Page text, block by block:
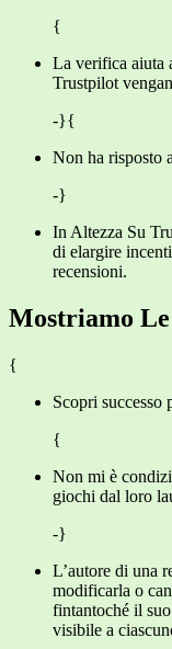
{
La verifica aiuta
Trustpilot
-}{
Non ha risposto
-}
In Altezza Su
di elargire
recensioni.
Mostriamo
{
Scopri
{
Non mi è
giochi dal loro
-}
L’autore di una
modificarla o
fintantoché il
visibile a